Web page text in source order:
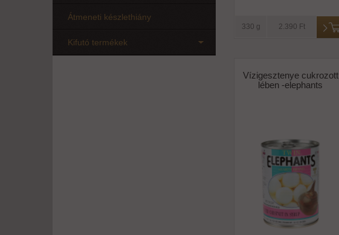
Átmeneti készlethiány
Kifutó termékek
330 g 2.390 Ft
Vízigesztenye cukrozott
lében -elephants